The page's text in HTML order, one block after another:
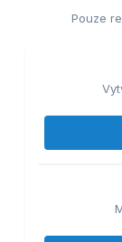
Pouze